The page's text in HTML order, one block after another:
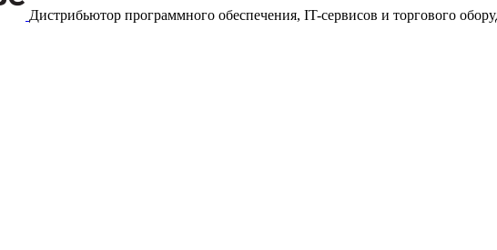
Дистрибьютор программного обеспечения, IT-сервисов и торгового